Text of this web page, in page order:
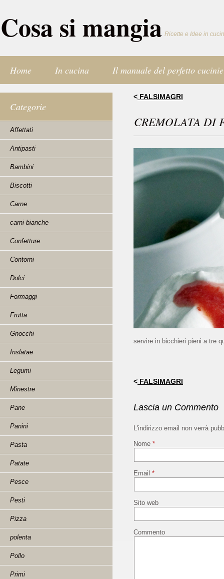
Cosa si mangia Ricette e Idee in
Home In cucina Il manuale del perfetto
Categorie
Affettati
Antipasti
Bambini
Biscotti
Carne
carni bianche
Confetture
Contorni
Dolci
Formaggi
Frutta
Gnocchi
Inslatae
Legumi
Minestre
Pane
Panini
Pasta
Patate
Pesce
Pesti
Pizza
polenta
Pollo
Primi
< FALSIMAGRI
CREMOLATA DI
servire in bicchieri pieni a tre
< FALSIMAGRI
Lascia un Commento
L'indirizzo email non verrà
Nome *
Email *
Sito web
Commento